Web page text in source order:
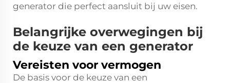
generator die perfect aansluit bij uw eisen.
Belangrijke overwegingen bij
de keuze van een generator
Vereisten voor vermogen
De basis voor de keuze van een